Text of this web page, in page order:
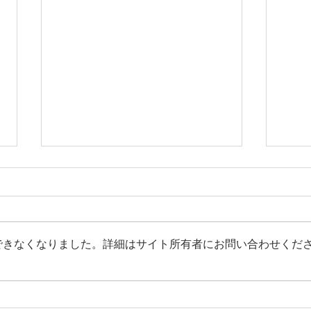
（募集）令和8年度 台湾裕毛
（募
なくなりました。詳細はサイト所有者にお問い合わせくださ